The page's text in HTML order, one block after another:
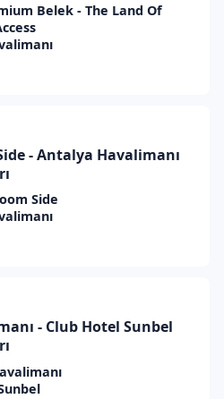
Belek - The Land Of
- Antalya Havalimanı
Side
- Club Hotel Sunbel